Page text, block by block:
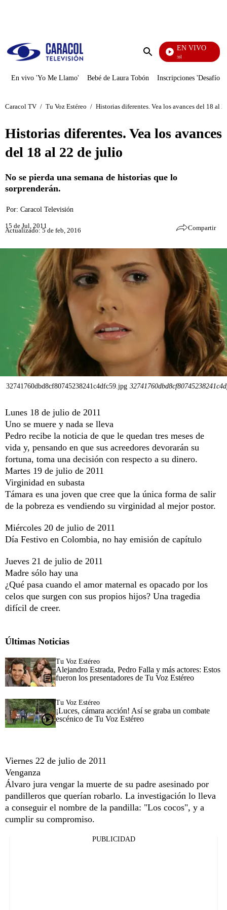
Enviar
EN VIVO
Noticias Caracol
En vivo 'Yo Me Llamo' Bebé de Laura Tobón Inscripciones 'Desafío'
Caracol TV / Tu Voz Estéreo / Historias diferentes. Vea los avances del 18 al
Historias diferentes. Vea los avances
del 18 al 22 de julio
No se pierda una semana de historias que lo
sorprenderán.
Por: Caracol Televisión
15 de Jul, 2011
Actualizado: 5 de feb, 2016 Compartir
32741760dbd8cf80745238241c4dfc59.jpg
Lunes 18 de julio de 2011
Uno se muere y nada se lleva
Pedro recibe la noticia de que le quedan tres meses de
vida y, pensando en que sus acreedores devorarán su
fortuna, toma una decisión con respecto a su dinero.
Martes 19 de julio de 2011
Virginidad en subasta
Támara es una joven que cree que la única forma de salir
de la pobreza es vendiendo su virginidad al mejor postor.
Miércoles 20 de julio de 2011
Día Festivo en Colombia, no hay emisión de capítulo
Jueves 21 de julio de 2011
Madre sólo hay una
¿Qué pasa cuando el amor maternal es opacado por los
celos que surgen con sus propios hijos? Una tragedia
difícil de creer.
Últimas Noticias
Tu Voz Estéreo
Alejandro Estrada, Pedro Falla y más actores: Estos
fueron los presentadores de Tu Voz Estéreo
Tu Voz Estéreo
¡Luces, cámara acción! Así se graba un combate
escénico de Tu Voz Estéreo
Viernes 22 de julio de 2011
Venganza
Álvaro jura vengar la muerte de su padre asesinado por
pandilleros que querían robarlo. La investigación lo lleva
a conseguir el nombre de la pandilla: "Los cocos", y a
cumplir su compromiso.
PUBLICIDAD